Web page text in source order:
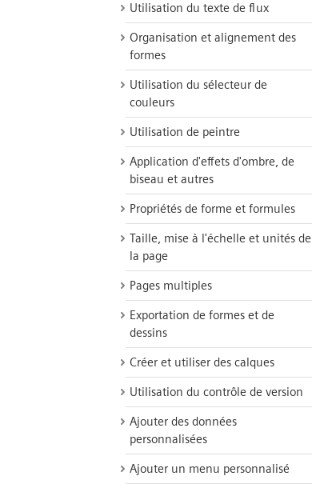
Utilisation du texte de flux
Organisation et alignement des
formes
Utilisation du sélecteur de
couleurs
Utilisation de peintre
Application d'effets d'ombre, de
biseau et autres
Propriétés de forme et formules
Taille, mise à l'échelle et unités de
la page
Pages multiples
Exportation de formes et de
dessins
Créer et utiliser des calques
Utilisation du contrôle de version
Ajouter des données
personnalisées
Ajouter un menu personnalisé